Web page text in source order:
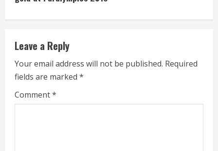
n
u
e
R
e
Leave a Reply
Your email address will not be published. Required
fields are marked *
Comment*